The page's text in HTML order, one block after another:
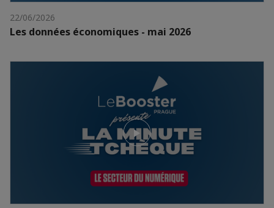
22/06/2026
Les données économiques - mai 2026